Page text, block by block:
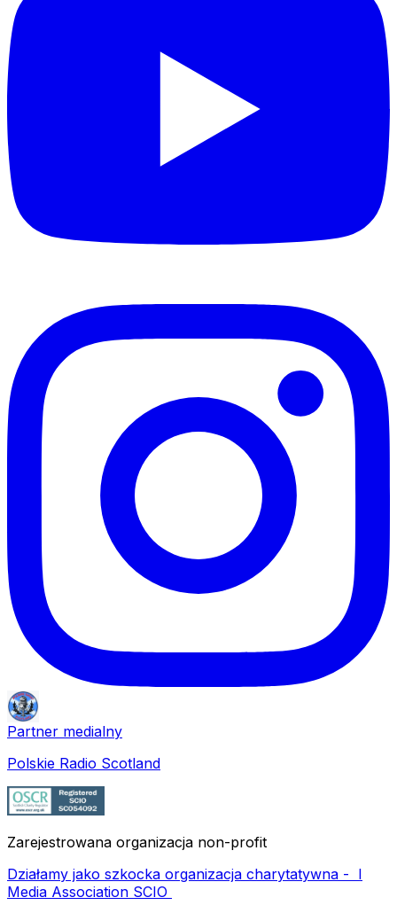
Partner medialny
Polskie Radio Scotland
Zarejestrowana organizacja non-profit
Działamy jako szkocka organizacja charytatywna - I
Media Association SCIO